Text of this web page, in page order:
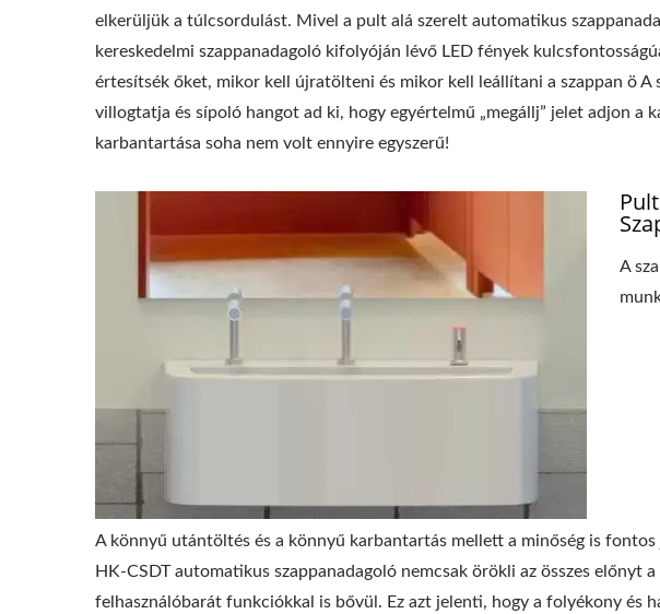
elkerüljük a túlcsordulást. Mivel a pult alá szerelt automatikus
kereskedelmi szappanadagoló kifolyóján lévő LED fények
értesítsék őket, mikor kell újratölteni és mikor kell leállítani a szappan ö
villogtatja és sípoló hangot ad ki, hogy egyértelmű „megállj” jelet adjon a
karbantartása soha nem volt ennyire egyszerű!
A
A könnyű utántöltés és a könnyű karbantartás mellett a minőség is
HK-CSDT automatikus szappanadagoló nemcsak örökli az összes előnyt
felhasználóbarát funkciókkal is bővül. Ez azt jelenti, hogy a folyékony és